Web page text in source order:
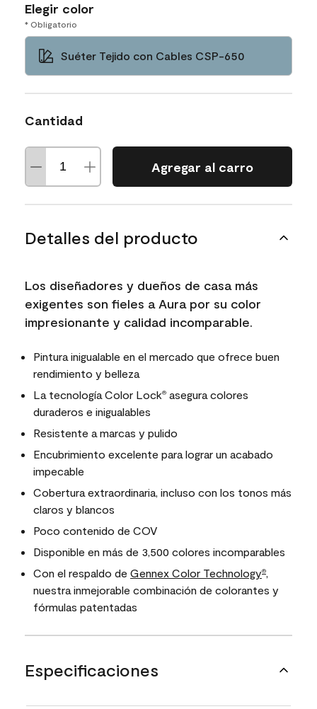
Elegir color
* Obligatorio
Suéter Tejido con Cables CSP-650
Cantidad
Agregar al carro
Detalles del producto
Los diseñadores y dueños de casa más
exigentes son fieles a Aura por su color
impresionante y calidad incomparable.
Pintura inigualable en el mercado que ofrece buen
rendimiento y belleza
La tecnología Color Lock® asegura colores
duraderos e inigualables
Resistente a marcas y pulido
Encubrimiento excelente para lograr un acabado
impecable
Cobertura extraordinaria, incluso con los tonos más
claros y blancos
Poco contenido de COV
Disponible en más de 3,500 colores incomparables
Con el respaldo de Gennex Color Technology®,
nuestra inmejorable combinación de colorantes y
fórmulas patentadas
Especificaciones